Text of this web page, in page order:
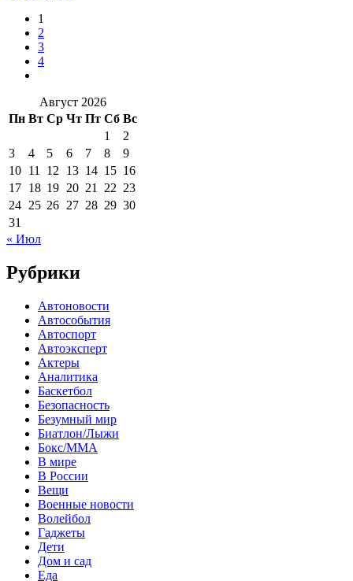
1
2
3
4
Август 2026
Пн Вт Ср Чт Пт Сб Вс
1
2
3
4 5 6 7 8
9
10 11 12 13 14 15 16
17 18 19 20 21 22 23
24 25 26 27 28 29 30
31
« Июл
Рубрики
Автоновости
Автособытия
Автоспорт
Автоэксперт
Актеры
Аналитика
Баскетбол
Безопасность
Безумный мир
Биатлон/Лыжи
Бокс/MMA
В мире
В России
Вещи
Военные новости
Волейбол
Гаджеты
Дети
Дом и сад
Еда